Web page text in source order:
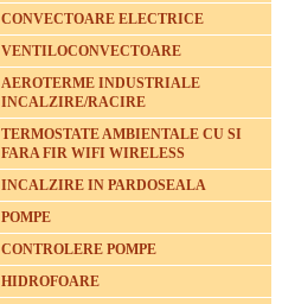
CONVECTOARE ELECTRICE
VENTILOCONVECTOARE
AEROTERME INDUSTRIALE
INCALZIRE/RACIRE
TERMOSTATE AMBIENTALE CU SI
FARA FIR WIFI WIRELESS
INCALZIRE IN PARDOSEALA
POMPE
CONTROLERE POMPE
HIDROFOARE